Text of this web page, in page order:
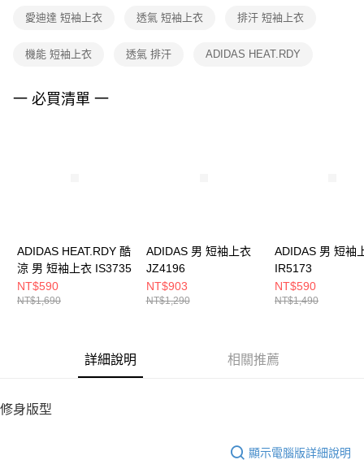
１．透過由恩沛科技股份有限公司提供之「AFTEE先享後付」服務完成之交
權轉讓予恩沛科技股份有限公司。
３．未成年的使用者請事先徵得法定代理人或監護人之同意方可使用
「AFTEE先享後付」，若未經同意申辦者引起之損失，本公司不負相關責
愛迪達 短袖上衣 透氣 短袖上衣 排汗 短袖上衣
機能 短袖上衣 透氣 排汗 ADIDAS HEAT.RDY
一 必買清單 一
ADIDAS HEAT.RDY 酷
涼 男 短袖上衣 IS3735
NT$590
NT$1,690
ADIDAS 男 短袖上衣
JZ4196
NT$903
NT$1,290
ADIDAS 男 短袖
IR5173
NT$590
NT$1,490
詳細說明 相關推薦
修身版型
顯示電腦版詳細說明